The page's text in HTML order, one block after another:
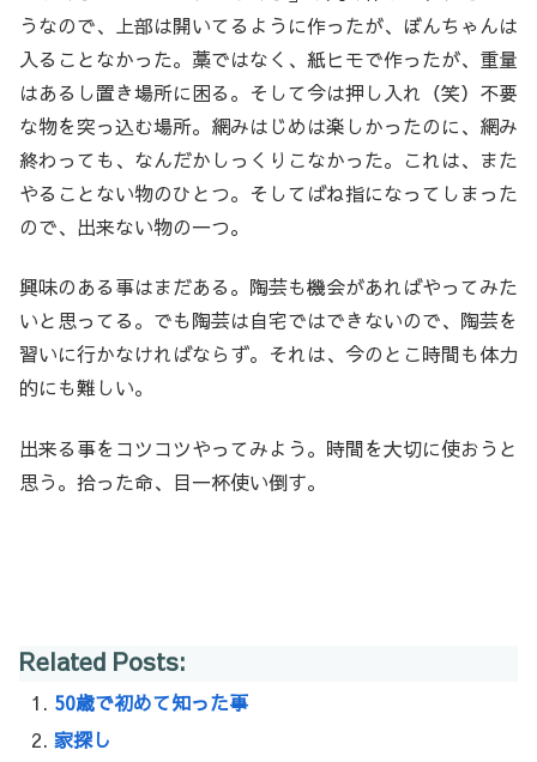
うなので、上部は開いてるように作ったが、ぼんちゃんは
入ることなかった。藁ではなく、紙ヒモで作ったが、重量
はあるし置き場所に困る。そして今は押し入れ（笑）不要
な物を突っ込む場所。網みはじめは楽しかったのに、網み
終わっても、なんだかしっくりこなかった。これは、また
やることない物のひとつ。そしてばね指になってしまった
ので、出来ない物の一つ。
興味のある事はまだある。陶芸も機会があればやってみた
いと思ってる。でも陶芸は自宅ではできないので、陶芸を
習いに行かなければならず。それは、今のとこ時間も体力
的にも難しい。
出来る事をコツコツやってみよう。時間を大切に使おうと
思う。拾った命、目一杯使い倒す。
Related Posts:
50歳で初めて知った事
家探し